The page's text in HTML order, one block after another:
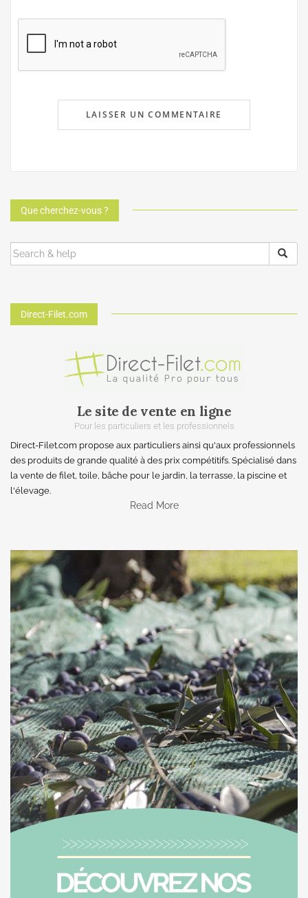
Que cherchez-vous ?
Direct-Filet.com
Le site de vente en ligne
Pour les particuliers et les professionnels
Direct-Filet.com propose aux particuliers ainsi qu'aux professionnels
des produits de grande qualité à des prix compétitifs. Spécialisé dans
la vente de filet, toile, bâche pour le jardin, la terrasse, la piscine et
l'élevage.
Read More